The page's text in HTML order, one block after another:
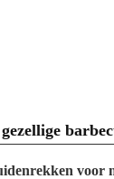
voor